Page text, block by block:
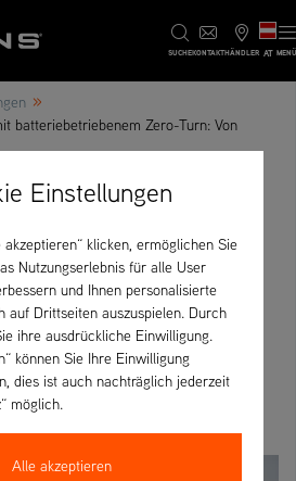
SUCHEKONTAKTHÄNDLER AT MENÜ
»
batteriebetriebenem Zero-Turn: Von
mit
Von Anfang
Einstellungen
akzeptieren“ klicken, ermöglichen Sie
Nutzungserlebnis für alle User
und Ihnen personalisierte
auf Drittseiten auszuspielen. Durch
ihre ausdrückliche Einwilligung.
können Sie Ihre Einwilligung
dies ist auch nachträglich jederzeit
möglich.
Alle akzeptieren